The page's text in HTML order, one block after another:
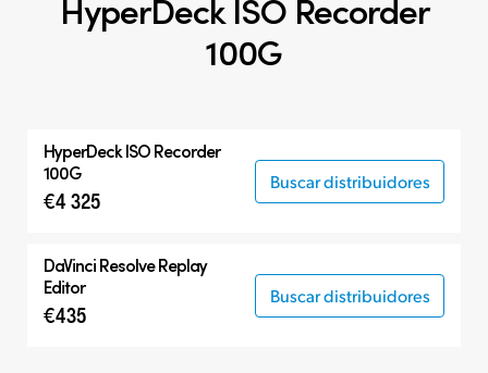
HyperDeck ISO Recorder
100G
HyperDeck ISO Recorder
100G
€4 325
Buscar distribuidores
DaVinci ResolveReplay
Editor
€435
Buscar distribuidores